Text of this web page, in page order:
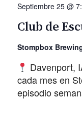
Septiembre 25 @
Club de
Stompbox
Davenport,
cada mes en
episodio